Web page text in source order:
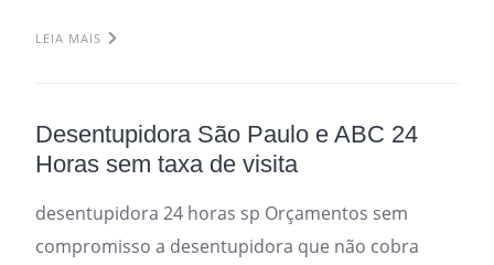
LEIA MAIS
Desentupidora São Paulo e ABC 24
Horas sem taxa de visita
desentupidora 24 horas sp Orçamentos sem
compromisso a desentupidora que não cobra